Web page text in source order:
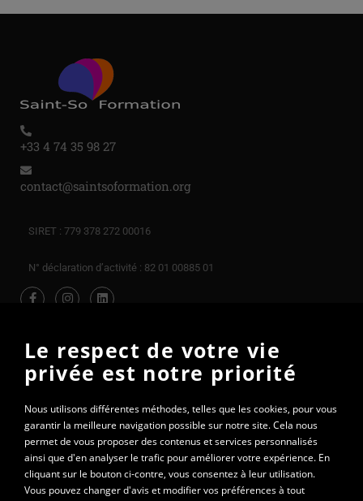
+33 4 74 35 98 27
contact@saintsoformation.org
SIRET : 779 378 272 00016
N° déclaration d’activité : 82 01 00885 01
Le respect de votre vie
privée est notre priorité
Nous utilisons différentes méthodes, telles que les cookies, pour vous
garantir la meilleure navigation possible sur notre site. Cela nous
permet de vous proposer des contenus et services personnalisés
ainsi que d'en analyser le trafic pour améliorer votre expérience. En
cliquant sur le bouton ci-contre, vous consentez à leur utilisation.
Vous pouvez changer d'avis et modifier vos préférences à tout